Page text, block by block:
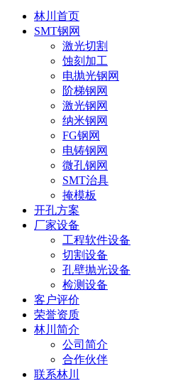
林川首页
SMT钢网
激光切割
蚀刻加工
电抛光钢网
阶梯钢网
激光钢网
纳米钢网
FG钢网
电铸钢网
微孔钢网
SMT治具
掩模板
开孔方案
厂家设备
工程软件设备
切割设备
孔壁抛光设备
检测设备
客户评价
荣誉资质
林川简介
公司简介
合作伙伴
联系林川